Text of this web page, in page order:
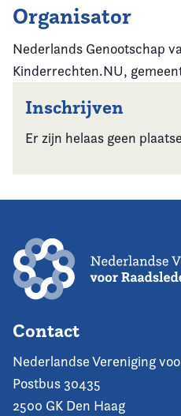
Organisator
Nederlands Genootschap
Kinderrechten.NU,
Inschrijven
Er zijn helaas geen
Contact
Nederlandse Vereniging
Postbus 30435
2500 GK Den Haag